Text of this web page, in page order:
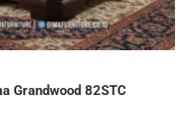
Grandwood 82STC